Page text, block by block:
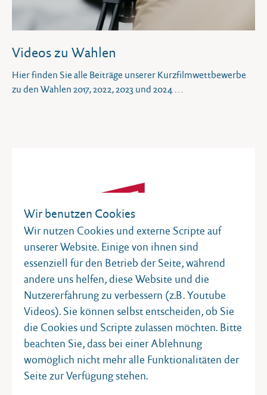
Videos zu Wahlen
Hier finden Sie alle Beiträge unserer Kurzfilmwettbewerbe
zu den Wahlen 2017, 2022, 2023 und 2024
Wir benutzen Cookies
Wir nutzen Cookies und externe Scripte auf
unserer Website. Einige von ihnen sind
essenziell für den Betrieb der Seite, während
andere uns helfen, diese Website und die
Nutzererfahrung zu verbessern (z.B. Youtube
Videos). Sie können selbst entscheiden, ob Sie
die Cookies und Scripte zulassen möchten. Bitte
beachten Sie, dass bei einer Ablehnung
womöglich nicht mehr alle Funktionalitäten der
Seite zur Verfügung stehen.